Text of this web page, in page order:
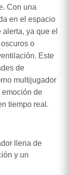
Con una
en el espacio
ya que el
o
Este
de
multijugador
emoción de
tiempo real.
llena de
y un